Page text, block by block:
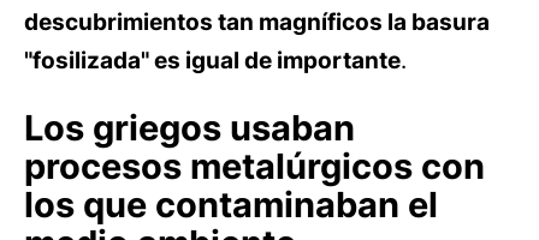
descubrimientos tan magníficos la basura
"fosilizada" es igual de importante.
Los griegos usaban
procesos metalúrgicos con
los que contaminaban el